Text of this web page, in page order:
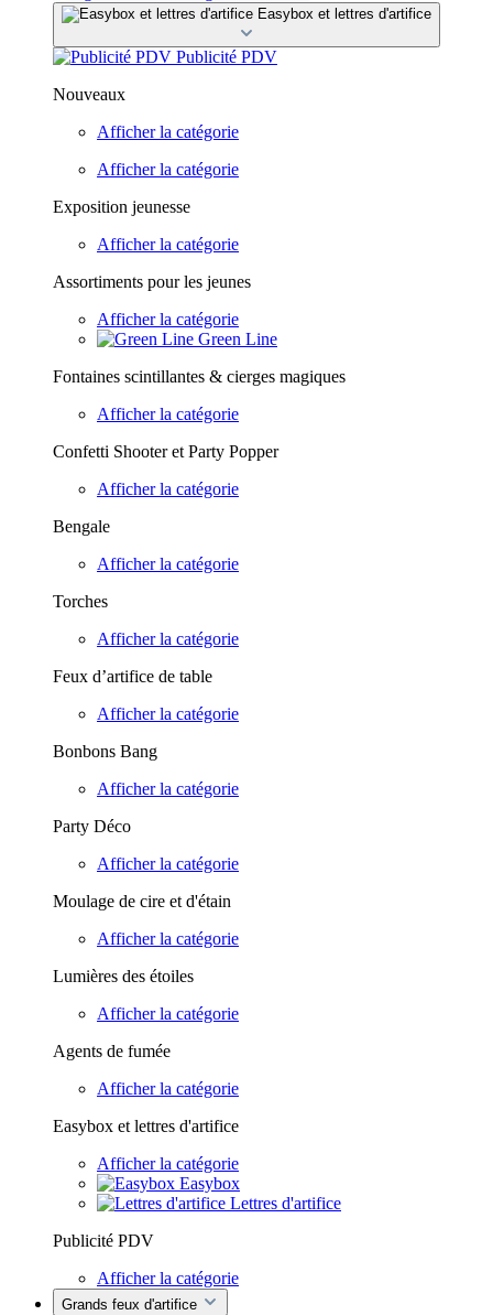
Easybox et lettres d'artifice
Publicité PDV
Nouveaux
Afficher la catégorie
Afficher la catégorie
Exposition jeunesse
Afficher la catégorie
Assortiments pour les jeunes
Afficher la catégorie
Green Line
Fontaines scintillantes & cierges magiques
Afficher la catégorie
Confetti Shooter et Party Popper
Afficher la catégorie
Bengale
Afficher la catégorie
Torches
Afficher la catégorie
Feux d’artifice de table
Afficher la catégorie
Bonbons Bang
Afficher la catégorie
Party Déco
Afficher la catégorie
Moulage de cire et d'étain
Afficher la catégorie
Lumières des étoiles
Afficher la catégorie
Agents de fumée
Afficher la catégorie
Easybox et lettres d'artifice
Afficher la catégorie
Easybox
Lettres d'artifice
Publicité PDV
Afficher la catégorie
Grands feux d'artifice